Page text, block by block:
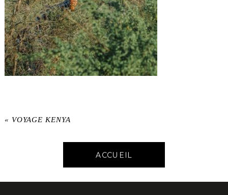
« VOYAGE KENYA
ACCUEIL